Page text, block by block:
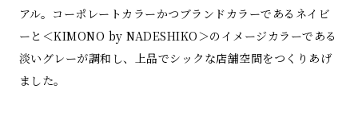
アル。コーポレートカラーかつブランドカラーであるネイビ
ーと＜KIMONO by NADESHIKO＞のイメージカラーである
淡いグレーが調和し、上品でシックな店舗空間をつくりあげ
ました。